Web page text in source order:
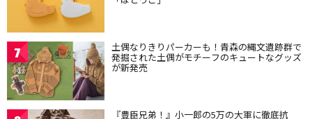
7 土偶なりきりパーカーも！青森の縄文遺跡群で
発掘された土偶がモチーフのキュートなグッズ
が新発売
『豊臣兄弟！』小一郎の5万の大軍に徹底抗